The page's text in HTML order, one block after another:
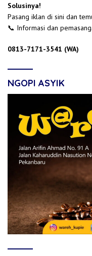
Solusinya!
Pasang iklan di sini dan
📞 Informasi dan
0813-7171-3541 (WA)
NGOPI ASYIK